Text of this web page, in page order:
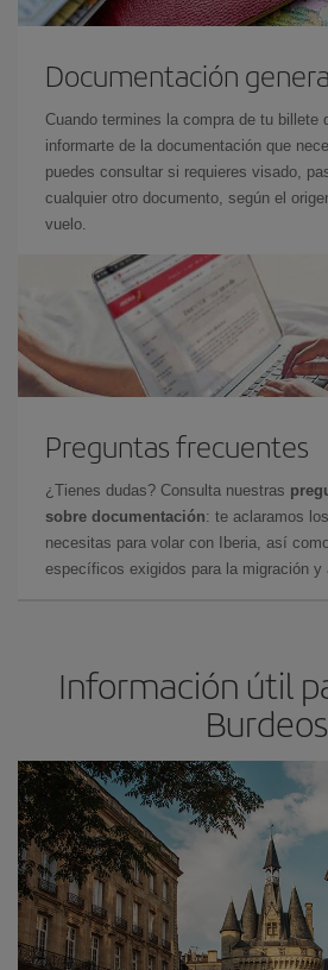
Documentación
Cuando termines la compra de tu billete
informarte de la documentación que
puedes consultar si requieres visado,
cualquier otro documento, según el
vuelo.
Preguntas frecuentes
¿Tienes dudas? Consulta nuestras
sobre documentación: te aclaramos
necesitas para volar con Iberia, así
específicos exigidos para la migración y
Información útil
Burdeos